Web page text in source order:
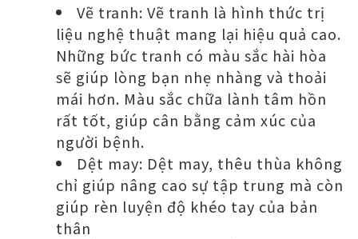
Vẽ tranh: Vẽ tranh là hình thức trị
liệu nghệ thuật mang lại hiệu quả cao.
Những bức tranh có màu sắc hài hòa
sẽ giúp lòng bạn nhẹ nhàng và thoải
mái hơn. Màu sắc chữa lành tâm hồn
rất tốt, giúp cân bằng cảm xúc của
người bệnh.
Dệt may: Dệt may, thêu thùa không
chỉ giúp nâng cao sự tập trung mà còn
giúp rèn luyện độ khéo tay của bản
thân